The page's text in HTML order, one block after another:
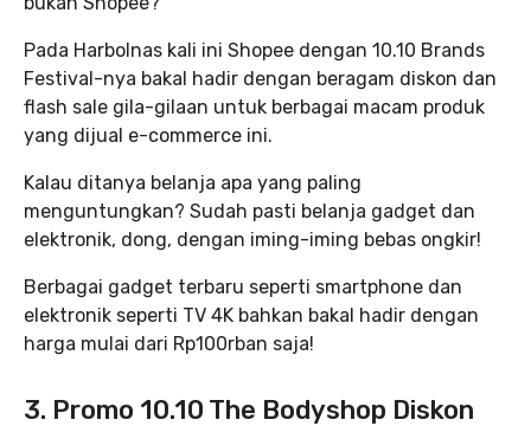
Pada Harbolnas kali ini Shopee dengan 10.10 Brands
Festival-nya bakal hadir dengan beragam diskon dan
flash sale gila-gilaan untuk berbagai macam produk
yang dijual e-commerce ini.
Kalau ditanya belanja apa yang paling
menguntungkan? Sudah pasti belanja gadget dan
elektronik, dong, dengan iming-iming bebas ongkir!
Berbagai gadget terbaru seperti smartphone dan
elektronik seperti TV 4K bahkan bakal hadir dengan
harga mulai dari Rp100rban saja!
3. Promo 10.10 The Bodyshop Diskon